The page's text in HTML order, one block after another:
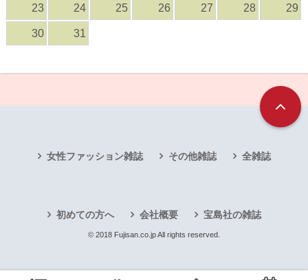
23 24 25 26 27 28 29
30 31
女性ファッション雑誌 その他雑誌 全雑誌
初めての方へ 会社概要 宝島社の雑誌
© 2018 Fujisan.co.jp All rights reserved.